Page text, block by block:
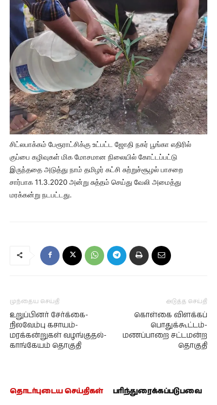
சிட்லபாக்கம் பேரூராட்சிக்கு உட்பட்ட ஜோதி நகர் பூங்கா எதிரில்
குப்பை கழிவுகள் மிக மோசமான நிலையில் கோட்டப்பட்டு
இருந்ததை அடுத்து நாம் தமிழர் கட்சி சுற்றுச்சூழல் பாசறை
சார்பாக 11.3.2020 அன்று சுத்தம் செய்து வேலி அமைத்து
மரக்கன்று நடபட்டது.
முந்தைய செய்தி
உறுப்பினர் சேர்க்கை-
நிலவேம்பு கசாயம்-
மரக்கன்றுகள் வழங்குதல்-
காங்கேயம் தொகுதி
அடுத்த செய்தி
கொள்கை விளக்கப்
பொதுக்கூட்டம்-
மணப்பாறை சட்டமன்ற
தொகுதி
தொடர்புடைய செய்திகள் பரிந்துரைக்கப்படுபவை